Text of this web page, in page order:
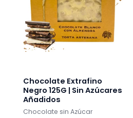
Chocolate Extrafino
Negro 125G | Sin Azúcares
Añadidos
Chocolate sin Azúcar